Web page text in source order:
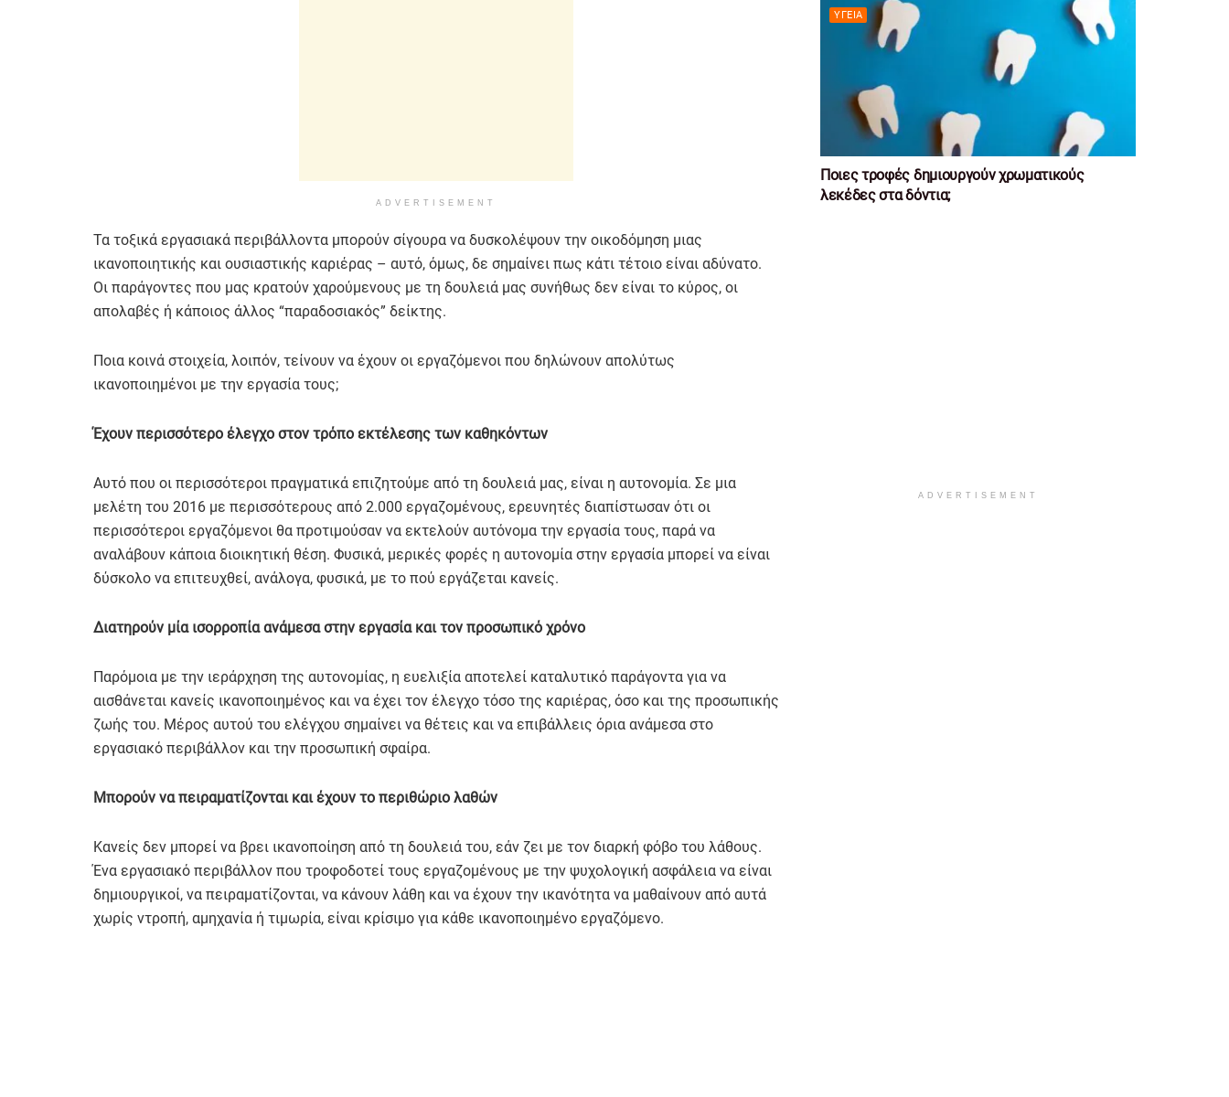
ADVERTISEMENT
Τα τοξικά εργασιακά περιβάλλοντα μπορούν σίγουρα να δυσκολέψουν την οικοδόμηση μιας
ικανοποιητικής και ουσιαστικής καριέρας – αυτό, όμως, δε σημαίνει πως κάτι τέτοιο είναι αδύνατο.
Οι παράγοντες που μας κρατούν χαρούμενους με τη δουλειά μας συνήθως δεν είναι το κύρος, οι
απολαβές ή κάποιος άλλος “παραδοσιακός” δείκτης.
Ποια κοινά στοιχεία, λοιπόν, τείνουν να έχουν οι εργαζόμενοι που δηλώνουν απολύτως
ικανοποιημένοι με την εργασία τους;
Έχουν περισσότερο έλεγχο στον τρόπο εκτέλεσης των καθηκόντων
Αυτό που οι περισσότεροι πραγματικά επιζητούμε από τη δουλειά μας, είναι η αυτονομία. Σε μια
μελέτη του 2016 με περισσότερους από 2.000 εργαζομένους, ερευνητές διαπίστωσαν ότι οι
περισσότεροι εργαζόμενοι θα προτιμούσαν να εκτελούν αυτόνομα την εργασία τους, παρά να
αναλάβουν κάποια διοικητική θέση. Φυσικά, μερικές φορές η αυτονομία στην εργασία μπορεί να είναι
δύσκολο να επιτευχθεί, ανάλογα, φυσικά, με το πού εργάζεται κανείς.
Διατηρούν μία ισορροπία ανάμεσα στην εργασία και τον προσωπικό χρόνο
Παρόμοια με την ιεράρχηση της αυτονομίας, η ευελιξία αποτελεί καταλυτικό παράγοντα για να
αισθάνεται κανείς ικανοποιημένος και να έχει τον έλεγχο τόσο της καριέρας, όσο και της προσωπικής
ζωής του. Μέρος αυτού του ελέγχου σημαίνει να θέτεις και να επιβάλλεις όρια ανάμεσα στο
εργασιακό περιβάλλον και την προσωπική σφαίρα.
Μπορούν να πειραματίζονται και έχουν το περιθώριο λαθών
Κανείς δεν μπορεί να βρει ικανοποίηση από τη δουλειά του, εάν ζει με τον διαρκή φόβο του λάθους.
Ένα εργασιακό περιβάλλον που τροφοδοτεί τους εργαζομένους με την ψυχολογική ασφάλεια να είναι
δημιουργικοί, να πειραματίζονται, να κάνουν λάθη και να έχουν την ικανότητα να μαθαίνουν από αυτά
χωρίς ντροπή, αμηχανία ή τιμωρία, είναι κρίσιμο για κάθε ικανοποιημένο εργαζόμενο.
ΥΓΕΊΑ
Ποιες τροφές δημιουργούν χρωματικούς
λεκέδες στα δόντια;
ADVERTISEMENT